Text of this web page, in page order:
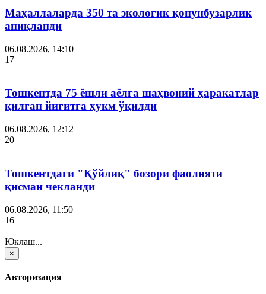
Маҳаллаларда 350 та экологик қонунбузарлик
аниқланди
06.08.2026, 14:10
17
Тошкентда 75 ёшли аёлга шаҳвоний ҳаракатлар
қилган йигитга ҳукм ўқилди
06.08.2026, 12:12
20
Тошкентдаги "Қўйлиқ" бозори фаолияти
қисман чекланди
06.08.2026, 11:50
16
Юклаш...
×
Авторизация